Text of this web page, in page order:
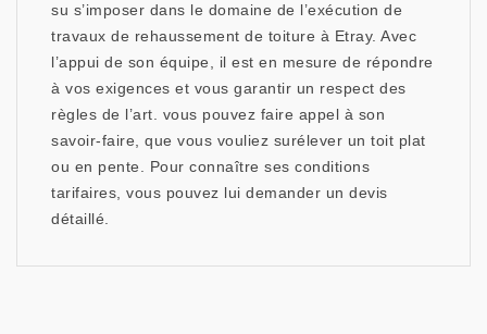
su s’imposer dans le domaine de l’exécution de
travaux de rehaussement de toiture à Etray. Avec
l’appui de son équipe, il est en mesure de répondre
à vos exigences et vous garantir un respect des
règles de l’art. vous pouvez faire appel à son
savoir-faire, que vous vouliez surélever un toit plat
ou en pente. Pour connaître ses conditions
tarifaires, vous pouvez lui demander un devis
détaillé.